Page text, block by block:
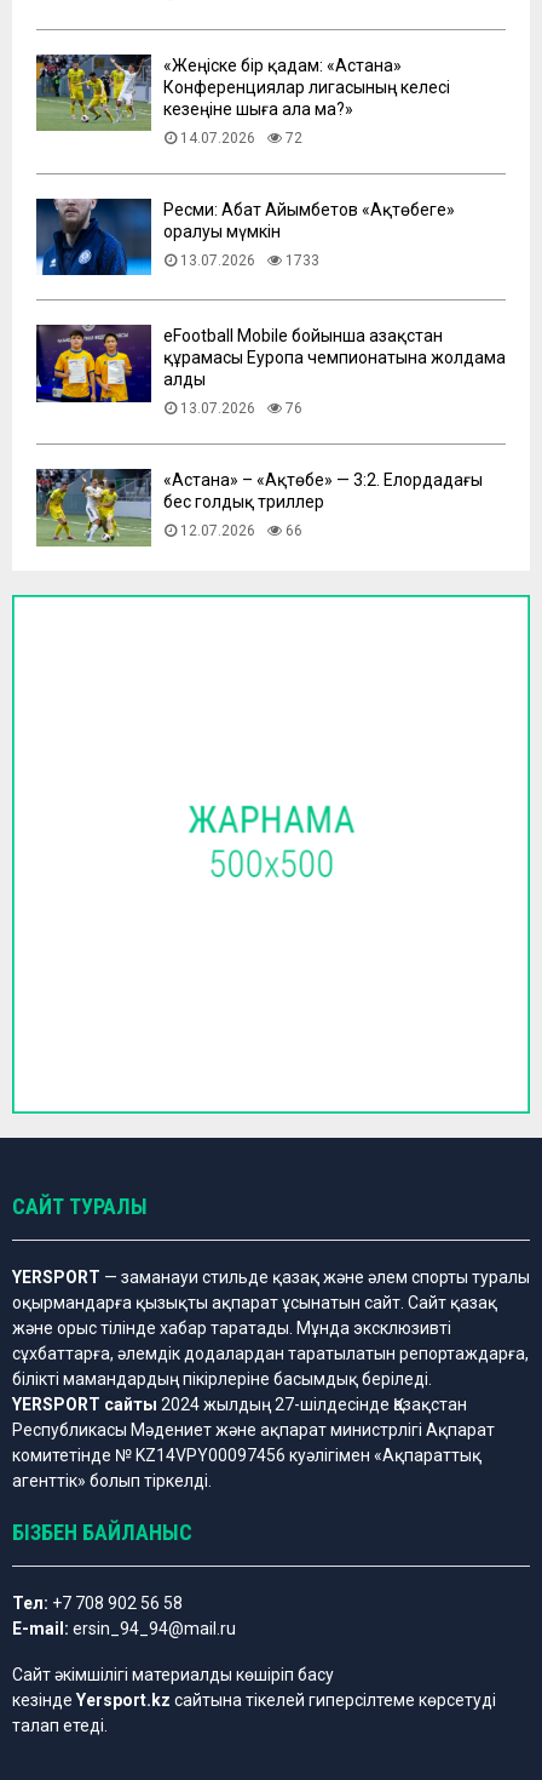
«Жеңіске бір қадам: «Астана»
Конференциялар лигасының келесі
кезеңіне шыға ала ма?»
14.07.2026 72
Ресми: Абат Айымбетов «Ақтөбеге»
оралуы мүмкін
13.07.2026 1733
eFootball Mobile бойынша Қазақстан
құрамасы Еуропа чемпионатына жолдама
алды
13.07.2026 76
​«Астана» – «Ақтөбе» — 3:2. Елордадағы
бес голдық триллер
12.07.2026 66
САЙТ ТУРАЛЫ
YERSPORT — заманауи стильде қазақ және әлем спорты туралы
оқырмандарға қызықты ақпарат ұсынатын сайт. Сайт қазақ
және орыс тілінде хабар таратады. Мұнда эксклюзивті
сұхбаттарға, әлемдік додалардан таратылатын репортаждарға,
білікті мамандардың пікірлеріне басымдық беріледі.
YERSPORT сайты 2024 жылдың 27-шілдесінде Қазақстан
Республикасы Мәдениет және ақпарат министрлігі Ақпарат
комитетінде № KZ14VPY00097456 куәлігімен «Ақпараттық
агенттік» болып тіркелді.
БІЗБЕН БАЙЛАНЫС
Тел: +7 708 902 56 58
E-mail: ersin_94_94@mail.ru
Сайт әкімшілігі материалды көшіріп басу
кезінде Yersport.kz сайтына тікелей гиперсілтеме көрсетуді
талап етеді.